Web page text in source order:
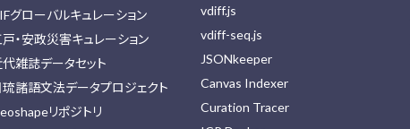
グローバルキュレーション
・安政災害キュレーション
雑誌データセット
諸語文法データプロジェクト
リポジトリ
vdiff.js
vdiff-seq.js
JSONkeeper
Canvas Indexer
Curation Tracer